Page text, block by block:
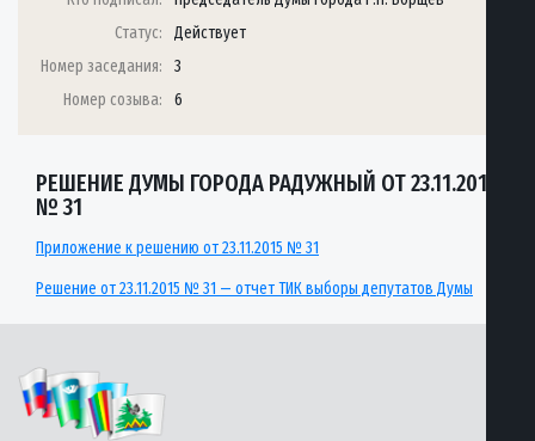
Статус:
Действует
Номер заседания:
3
Номер созыва:
6
РЕШЕНИЕ ДУМЫ ГОРОДА РАДУЖНЫЙ ОТ 23.11.2015
№ 31
Приложение к решению от 23.11.2015 № 31
Решение от 23.11.2015 № 31 — отчет ТИК выборы депутатов Думы